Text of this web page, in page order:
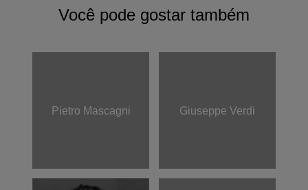
Você pode gostar também
Pietro Mascagni Giuseppe Verdi